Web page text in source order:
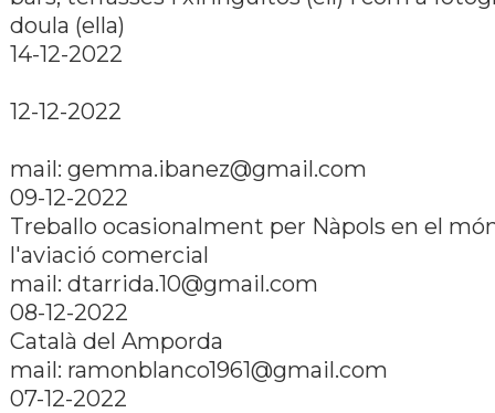
doula (ella)
14-12-2022
12-12-2022
mail: gemma.ibanez@gmail.com
09-12-2022
Treballo ocasionalment per Nàpols en el
l'aviació comercial
mail: dtarrida.10@gmail.com
08-12-2022
Català del Amporda
mail: ramonblanco1961@gmail.com
07-12-2022